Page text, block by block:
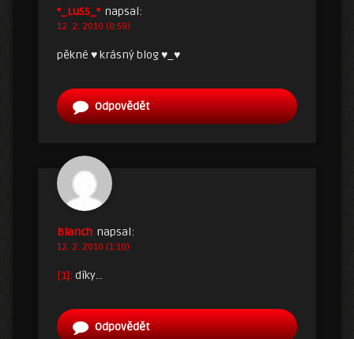
*_LuSS_* napsal:
12. 2. 2010 (0:59)
pěkné ♥ krásný blog ♥_♥
Odpovědět
Blanch napsal:
12. 2. 2010 (1:10)
[1]: díky…
Odpovědět